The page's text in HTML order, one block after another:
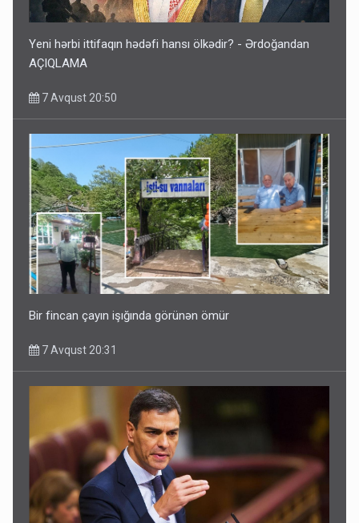
Yeni hərbi ittifaqın hədəfi hansı ölkədir? - Ərdoğandan
AÇIQLAMA
7 Avqust 20:50
Bir fincan çayın işığında görünən ömür
7 Avqust 20:31